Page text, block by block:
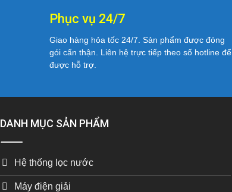
Phục vụ 24/7
Giao hàng hỏa tốc 24/7. Sản phẩm được đóng
gói cẩn thận. Liên hệ trực tiếp theo số hotline để
được hỗ trợ.
DANH MỤC SẢN PHẨM
Hệ thống lọc nước
Máy điện giải